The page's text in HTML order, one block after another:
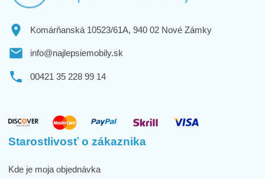
Komárňanská 10523/61A, 940 02 Nové Zámky
info@najlepsiemobily.sk
00421 35 228 99 14
Starostlivosť o zákaznika
Kde je moja objednávka